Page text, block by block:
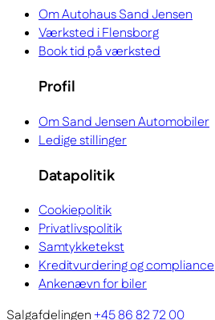
Om Autohaus Sand Jensen
Værksted i Flensborg
Book tid på værksted
Profil
Om Sand Jensen Automobiler
Ledige stillinger
Datapolitik
Cookiepolitik
Privatlivspolitik
Samtykketekst
Kreditvurdering og compliance
Ankenævn for biler
Salgafdelingen+45 86 82 72 00